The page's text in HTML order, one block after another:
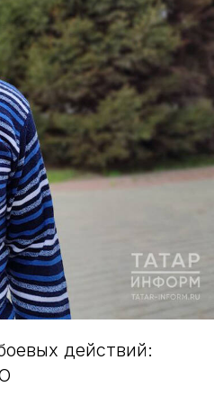
действий: